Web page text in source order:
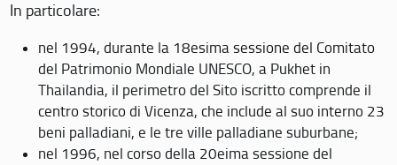
In particolare:
nel 1994, durante la 18esima sessione del Comitato
del Patrimonio Mondiale UNESCO, a Pukhet in
Thailandia, il perimetro del Sito iscritto comprende il
centro storico di Vicenza, che include al suo interno 23
beni palladiani, e le tre ville palladiane suburbane;
nel 1996, nel corso della 20eima sessione del